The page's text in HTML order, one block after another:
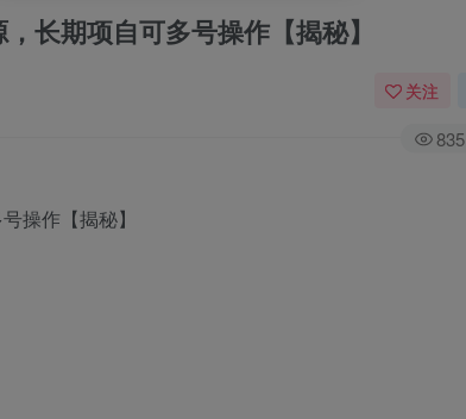
长期项自可多号操作【揭秘】
关注
835